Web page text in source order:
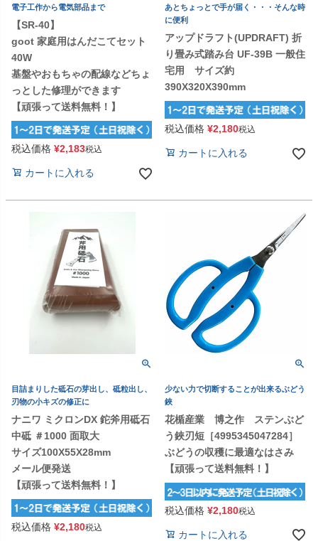
電子工作から電気部品まで
【SR-40】
goot 家庭用はんだこてセット
40W
基盤やおもちゃの配線などちょ
っとした修理ができます
【頑張って送料無料！】
税込価格 ¥2,183税込
カートに入れる
あとちょっとで手が届く・・・そんな時
に便利
アップドラフト(UPDRAFT) 折
り畳み式踏み台 UF-39B 一般住
宅用 サイズ約
390X320X390mm
税込価格 ¥2,180税込
カートに入れる
目詰まりした砥石の芽出し、砥粒出し、
刃物の小キズの修正に
ナニワ ミクロンDX 鉈斧用砥石
中砥 ＃1000 面取大
サイズ100X55X28mm
メール便発送
【頑張って送料無料！】
税込価格 ¥2,180税込
少ない力で切断することが出来るぶどう
鋏
花楯産業 博之作 ステンぶど
う鋏刃短［4995345047284］
ぶどうの収穫に最適なはさみ
【頑張って送料無料！】
税込価格 ¥2,180税込
カートに入れる